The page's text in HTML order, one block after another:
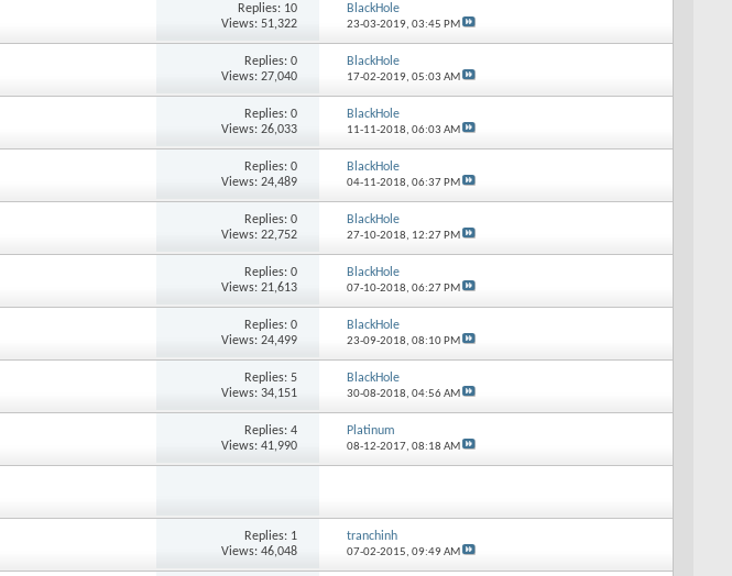
Replies: 10
Views: 51,322
BlackHole
23-03-2019, 03:45 PM
Replies: 0
Views: 27,040
BlackHole
17-02-2019, 05:03 AM
Replies: 0
Views: 26,033
BlackHole
11-11-2018, 06:03 AM
Replies: 0
Views: 24,489
BlackHole
04-11-2018, 06:37 PM
Replies: 0
Views: 22,752
BlackHole
27-10-2018, 12:27 PM
Replies: 0
Views: 21,613
BlackHole
07-10-2018, 06:27 PM
Replies: 0
Views: 24,499
BlackHole
23-09-2018, 08:10 PM
Replies: 5
Views: 34,151
BlackHole
30-08-2018, 04:56 AM
Replies: 4
Views: 41,990
Platinum
08-12-2017, 08:18 AM
Replies: 1
Views: 46,048
tranchinh
07-02-2015, 09:49 AM